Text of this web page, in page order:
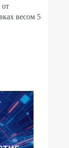
весом 5